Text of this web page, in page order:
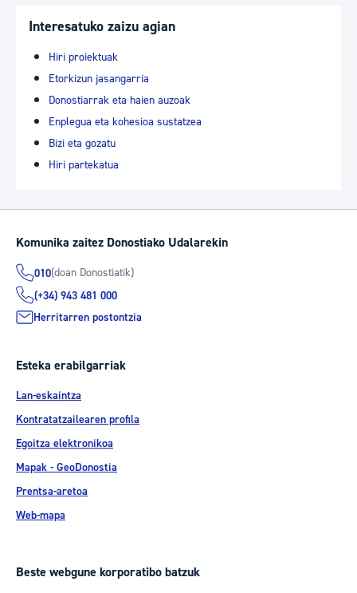
Interesatuko zaizu agian
Hiri proiektuak
Etorkizun jasangarria
Donostiarrak eta haien auzoak
Enplegua eta kohesioa sustatzea
Bizi eta gozatu
Hiri partekatua
Komunika zaitez Donostiako Udalarekin
010(doan Donostiatik)
(+34) 943 481 000
Herritarren postontzia
Esteka erabilgarriak
Lan-eskaintza
Kontratatzailearen profila
Egoitza elektronikoa
Mapak - GeoDonostia
Prentsa-aretoa
Web-mapa
Beste webgune korporatibo batzuk